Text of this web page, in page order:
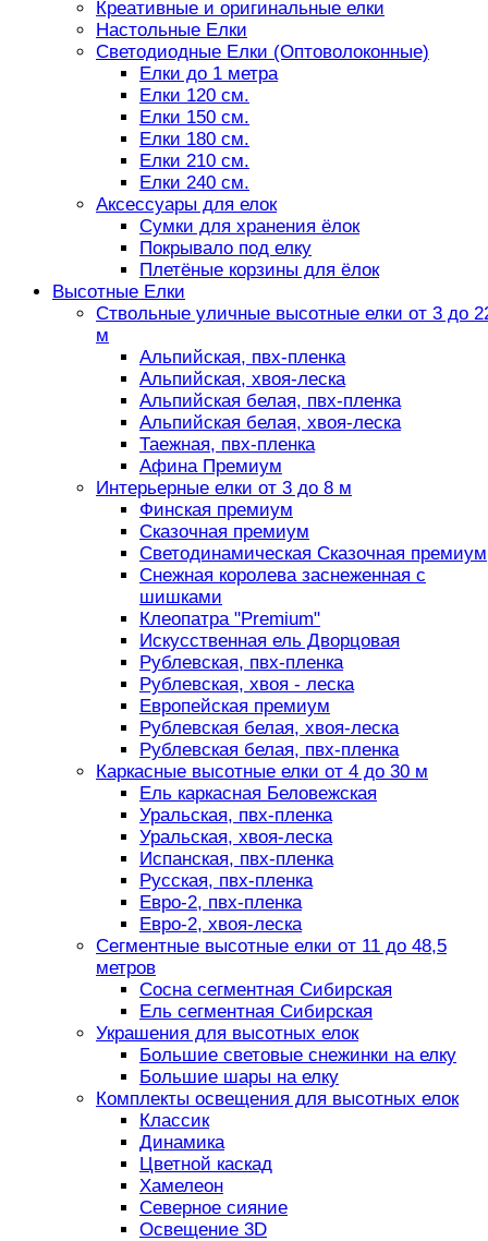
Креативные и оригинальные елки
Настольные Елки
Светодиодные Елки (Оптоволоконные)
Елки до 1 метра
Елки 120 см.
Елки 150 см.
Елки 180 см.
Елки 210 см.
Елки 240 см.
Аксессуары для елок
Сумки для хранения ёлок
Покрывало под елку
Плетёные корзины для ёлок
Высотные Елки
Ствольные уличные высотные елки от 3 до
м
Альпийская, пвх-пленка
Альпийская, хвоя-леска
Альпийская белая, пвх-пленка
Альпийская белая, хвоя-леска
Таежная, пвх-пленка
Афина Премиум
Интерьерные елки от 3 до 8 м
Финская премиум
Сказочная премиум
Светодинамическая Сказочная премиум
Снежная королева заснеженная с
шишками
Клеопатра "Premium"
Искусственная ель Дворцовая
Рублевская, пвх-пленка
Рублевская, хвоя - леска
Европейская премиум
Рублевская белая, хвоя-леска
Рублевская белая, пвх-пленка
Каркасные высотные елки от 4 до 30 м
Ель каркасная Беловежская
Уральская, пвх-пленка
Уральская, хвоя-леска
Испанская, пвх-пленка
Русская, пвх-пленка
Евро-2, пвх-пленка
Евро-2, хвоя-леска
Сегментные высотные елки от 11 до 48,5
метров
Сосна сегментная Сибирская
Ель сегментная Сибирская
Украшения для высотных елок
Большие световые снежинки на елку
Большие шары на елку
Комплекты освещения для высотных елок
Классик
Динамика
Цветной каскад
Хамелеон
Северное сияние
Освещение 3D